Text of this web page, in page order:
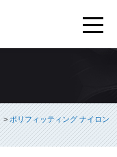
>ポリフィッティング ナイロン